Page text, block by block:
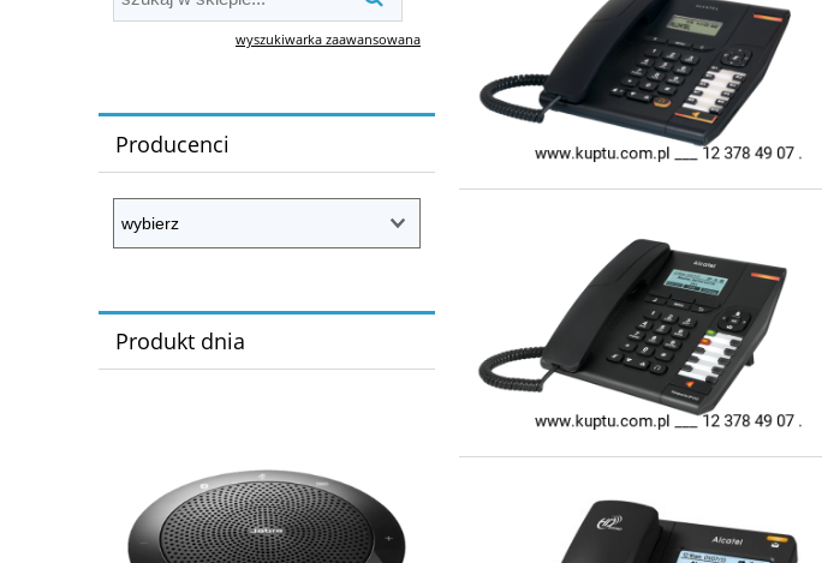
wyszukiwarka zaawansowana
Producenci
Produkt dnia